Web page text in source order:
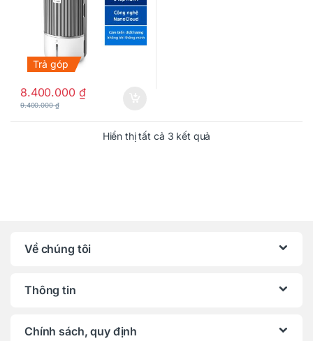
Trả góp
8.400.000 ₫
9.400.000₫
Hiển thị tất cả 3 kết quả
Về chúng tôi
Thông tin
Chính sách, quy định